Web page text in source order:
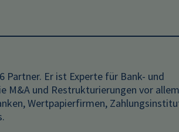
Partner. Er ist Experte für Bank- und
M&A und Restrukturierungen vor
Wertpapierfirmen,